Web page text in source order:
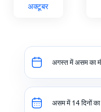
अक्टूबर
अगस्त में असम का
असम में 14 दिनों